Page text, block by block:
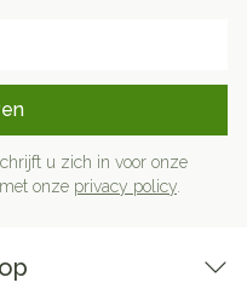
u zich in voor onze
onze privacy policy